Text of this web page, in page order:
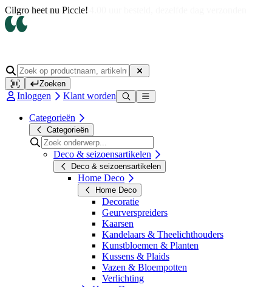
Op werkdagen voor 14.00 uur besteld, dezelfde dag verzonden
Zoeken
Inloggen Klant worden
Categorieën
Categorieën
Deco & seizoensartikelen
Deco & seizoensartikelen
Home Deco
Home Deco
Decoratie
Geurverspreiders
Kaarsen
Kandelaars & Theelichthouders
Kunstbloemen & Planten
Kussens & Plaids
Vazen & Bloempotten
Verlichting